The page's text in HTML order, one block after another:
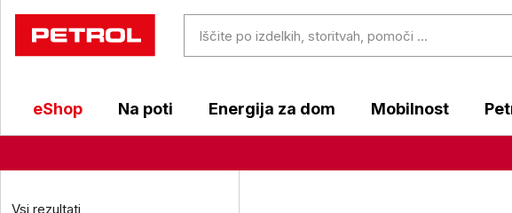
eShop Na poti Energija za dom Mobilnost
Vsi rezultati